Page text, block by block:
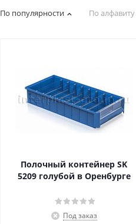
По популярности По алфавиту
Полочный контейнер SK
5209 голубой в Оренбурге
Под заказ